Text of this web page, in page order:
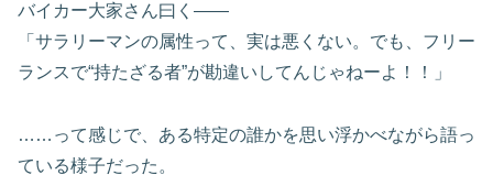
バイカー大家さん曰く——
「サラリーマンの属性って、実は悪くない。でも、フリー
ランスで“持たざる者”が勘違いしてんじゃねーよ！！」
……って感じで、ある特定の誰かを思い浮かべながら語っ
ている様子だった。